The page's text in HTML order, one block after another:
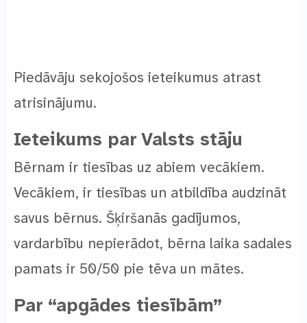
Piedāvāju sekojošos ieteikumus atrast
atrisinājumu.
Ieteikums par Valsts stāju
Bērnam ir tiesības uz abiem vecākiem.
Vecākiem, ir tiesības un atbildība audzināt
savus bērnus. Šķiršanās gadījumos,
vardarbību nepierādot, bērna laika sadales
pamats ir 50/50 pie tēva un mātes.
Par “apgādes tiesībām”